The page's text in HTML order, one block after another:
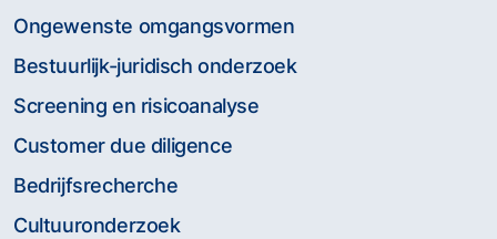
Ongewenste omgangsvormen
Bestuurlijk-juridisch onderzoek
Screening en risicoanalyse
Customer due diligence
Bedrijfsrecherche
Cultuuronderzoek